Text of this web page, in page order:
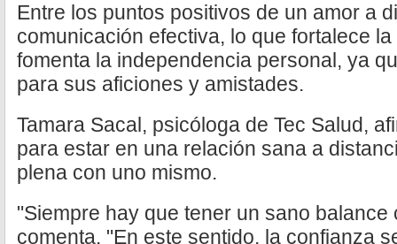
Entre los puntos positivos de un amor a
comunicación efectiva, lo que fortalece
fomenta la independencia personal, ya
para sus aficiones y amistades.
Tamara Sacal, psicóloga de Tec Salud,
para estar en una relación sana a
plena con uno mismo.
"Siempre hay que tener un sano
comenta. "En este sentido, la confianza